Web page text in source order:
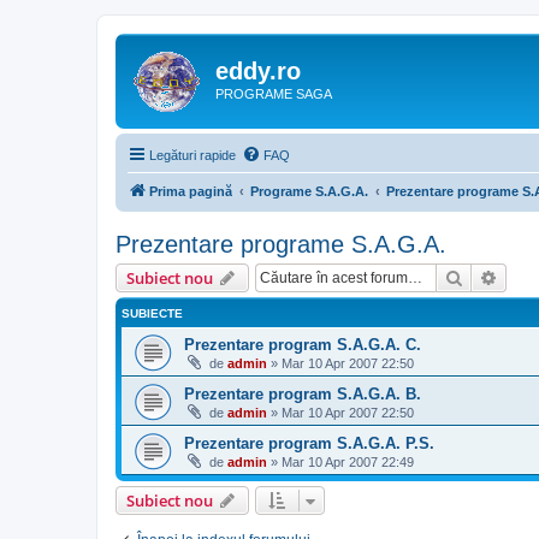
eddy.ro
PROGRAME SAGA
Legături rapide FAQ
Prima pagină Programe S.A.G.A. Prezentare programe
Prezentare programe S.A.G.A.
Subiect nou Căutare
SUBIECTE
Prezentare program S.A.G.A. C.
de admin » Mar 10 Apr 2007 22:50
Prezentare program S.A.G.A. B.
de admin » Mar 10 Apr 2007 22:50
Prezentare program S.A.G.A. P.S.
de admin » Mar 10 Apr 2007 22:49
Subiect nou